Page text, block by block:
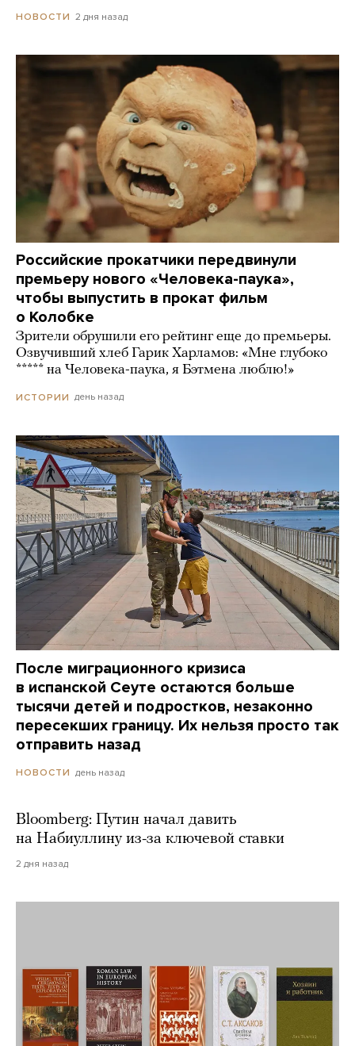
НОВОСТИ 2 дня назад
Российские прокатчики передвинули
премьеру нового «Человека-паука»,
чтобы выпустить в прокат фильм
о Колобке
Зрители обрушили его рейтинг еще до премьеры.
Озвучивший хлеб Гарик Харламов: «Мне глубоко
***** на Человека-паука, я Бэтмена люблю!»
ИСТОРИИ день назад
После миграционного кризиса
в испанской Сеуте остаются больше
тысячи детей и подростков, незаконно
пересекших границу. Их нельзя просто так
отправить назад
НОВОСТИ день назад
Bloomberg: Путин начал давить
на Набиуллину из-за ключевой ставки
2 дня назад